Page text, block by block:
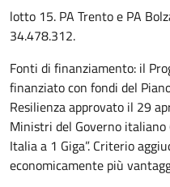
lotto 15. PA Trento e PA
34.478.312.
Fonti di finanziamento: il
finanziato con fondi del
Resilienza approvato il 29
Ministri del Governo italiano
Italia a 1 Giga”. Criterio
economicamente più